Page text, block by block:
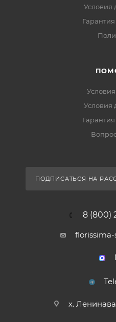
Условия
Условия
ПОДПИСАТЬСЯ НА
8 (800)
х.